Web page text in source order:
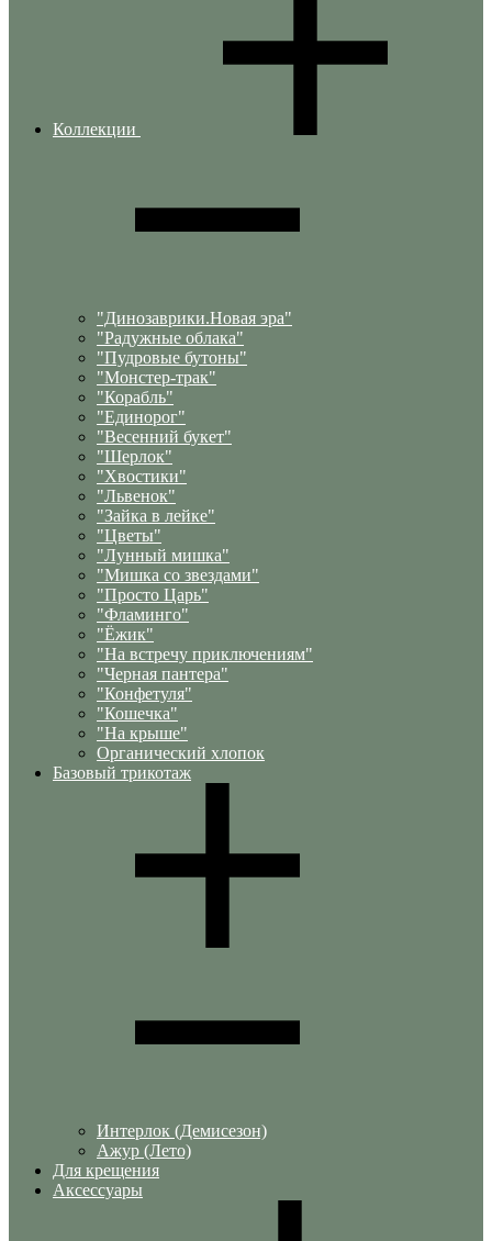
Коллекции
"Динозаврики.Новая эра"
"Радужные облака"
"Пудровые бутоны"
"Монстер-трак"
"Корабль"
"Единорог"
"Весенний букет"
"Шерлок"
"Хвостики"
"Львенок"
"Зайка в лейке"
"Цветы"
"Лунный мишка"
"Мишка со звездами"
"Просто Царь"
"Фламинго"
"Ёжик"
"На встречу приключениям"
"Черная пантера"
"Конфетуля"
"Кошечка"
"На крыше"
Органический хлопок
Базовый трикотаж
Интерлок (Демисезон)
Ажур (Лето)
Для крещения
Аксессуары